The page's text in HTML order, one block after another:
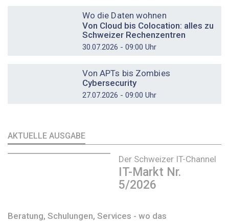
Wo die Daten wohnen
Von Cloud bis Colocation: alles zu
Schweizer Rechenzentren
30.07.2026 - 09:00 Uhr
Von APTs bis Zombies
Cybersecurity
27.07.2026 - 09:00 Uhr
AKTUELLE AUSGABE
Der Schweizer IT-Channel
IT-Markt Nr.
5/2026
Beratung, Schulungen, Services - wo das